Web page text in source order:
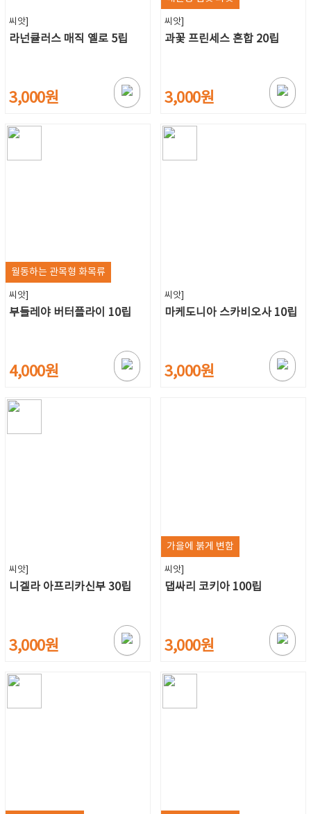
씨앗]
라넌큘러스 매직 옐로 5립
3,000원
씨앗]
과꽃 프린세스 혼합 20립
3,000원
월동하는 관목형 화목류
씨앗]
부들레야 버터플라이 10립
4,000원
씨앗]
마케도니아 스카비오사 10립
3,000원
씨앗]
니겔라 아프리카신부 30립
3,000원
가을에 붉게 변함
씨앗]
댑싸리 코키아 100립
3,000원